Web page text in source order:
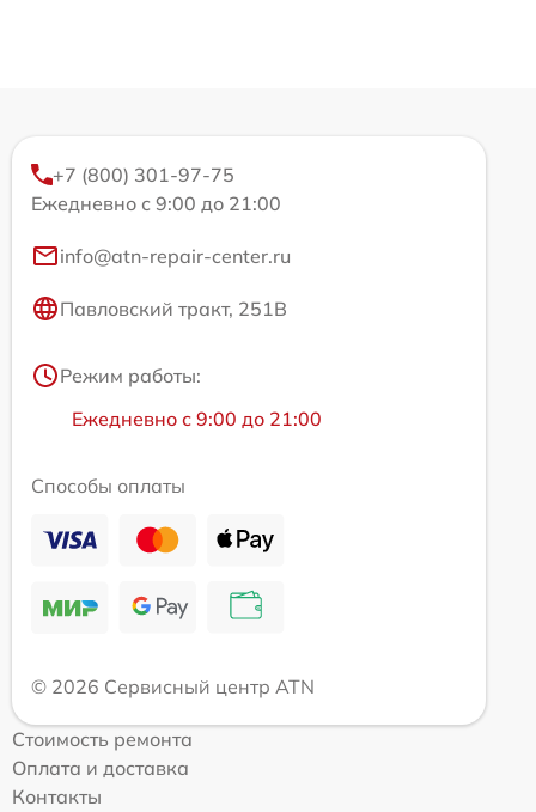
+7 (800) 301-97-75
Ежедневно с 9:00 до 21:00
info@atn-repair-center.ru
Павловский тракт, 251В
Режим работы:
Ежедневно с 9:00 до 21:00
Способы оплаты
© 2026 Сервисный центр ATN
Стоимость ремонта
Оплата и доставка
Контакты